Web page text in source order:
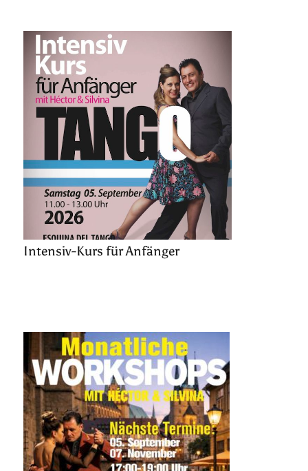
Intensiv-Kurs für Anfänger